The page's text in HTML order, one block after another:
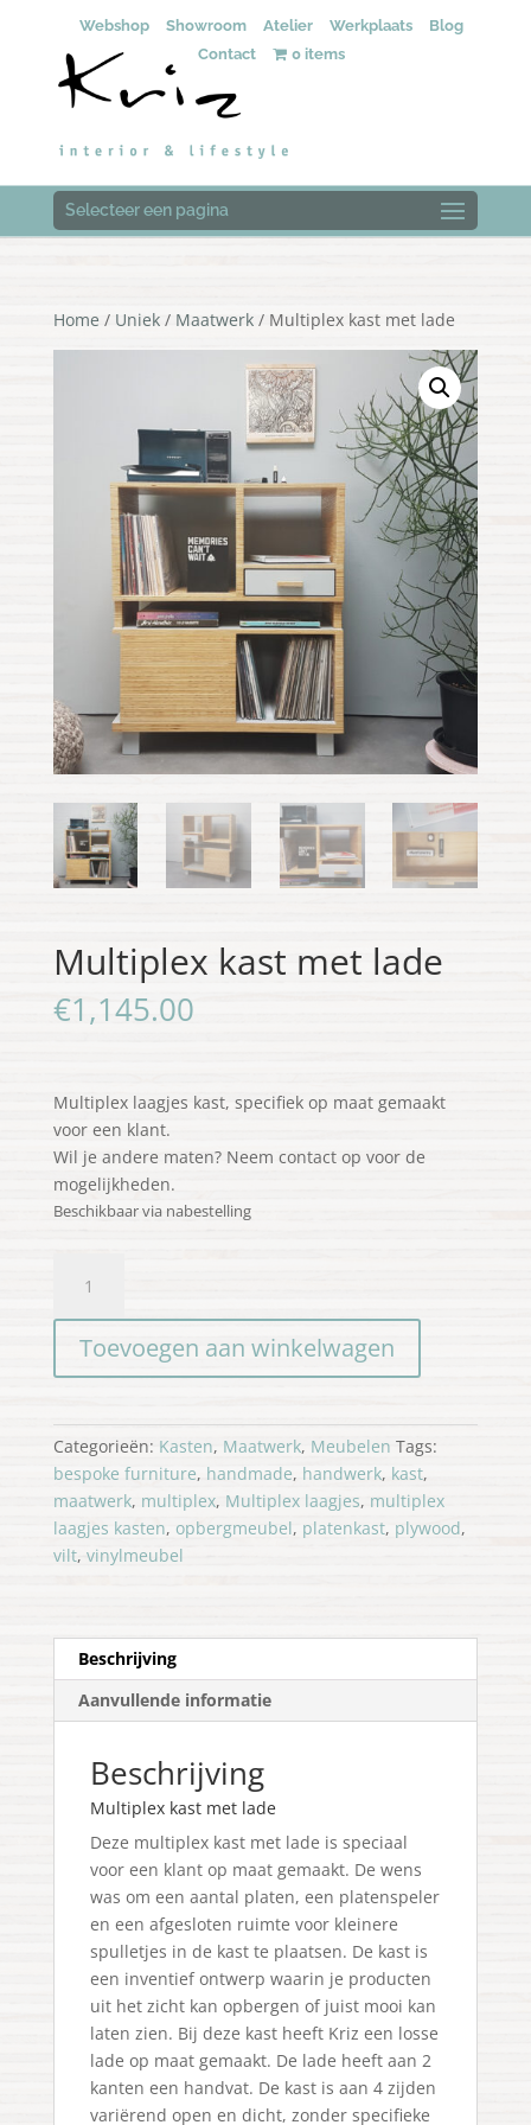
Webshop Showroom Atelier Werkplaats
Blog
Contact
0 items
Selecteer een pagina
Home / Uniek/ Maatwerk/ Multiplex kast met lade
Multiplex kast met lade
€1,145.00
Multiplex laagjes kast, specifiek op maat gemaakt
voor een klant.
Wil je andere maten? Neem contact op voor de
mogelijkheden.
Beschikbaar via nabestelling
met
lade
aantal
Toevoegen aan winkelwagen
Categorieën: Kasten, Maatwerk, Meubelen Tags:
bespoke furniture, handmade, handwerk, kast,
maatwerk, multiplex, Multiplex laagjes, multiplex
laagjes kasten, opbergmeubel, platenkast, plywood,
vilt, vinylmeubel
Beschrijving
Aanvullende informatie
Beschrijving
Multiplex kast met lade
Deze multiplex kast met lade is speciaal
voor een klant op maat gemaakt. De wens
was om een aantal platen, een platenspeler
en een afgesloten ruimte voor kleinere
spulletjes in de kast te plaatsen. De kast is
een inventief ontwerp waarin je producten
uit het zicht kan opbergen of juist mooi kan
laten zien. Bij deze kast heeft Kriz een losse
lade op maat gemaakt. De lade heeft aan 2
kanten een handvat. De kast is aan 4 zijden
variërend open en dicht, zonder specifieke